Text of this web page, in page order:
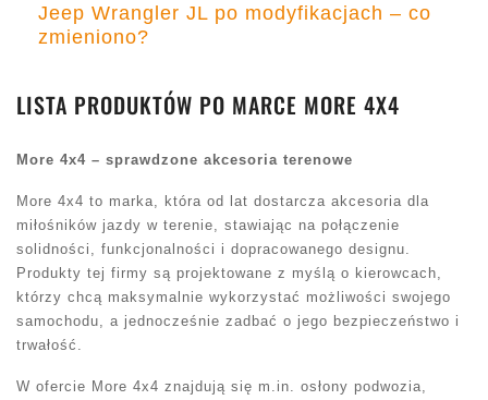
Jeep Wrangler JL po modyfikacjach – co
zmieniono?
LISTA PRODUKTÓW PO MARCE MORE 4X4
More 4x4 – sprawdzone akcesoria terenowe
More 4x4 to marka, która od lat dostarcza akcesoria dla
miłośników jazdy w terenie, stawiając na połączenie
solidności, funkcjonalności i dopracowanego designu.
Produkty tej firmy są projektowane z myślą o kierowcach,
którzy chcą maksymalnie wykorzystać możliwości swojego
samochodu, a jednocześnie zadbać o jego bezpieczeństwo i
trwałość.
W ofercie More 4x4 znajdują się m.in. osłony podwozia,